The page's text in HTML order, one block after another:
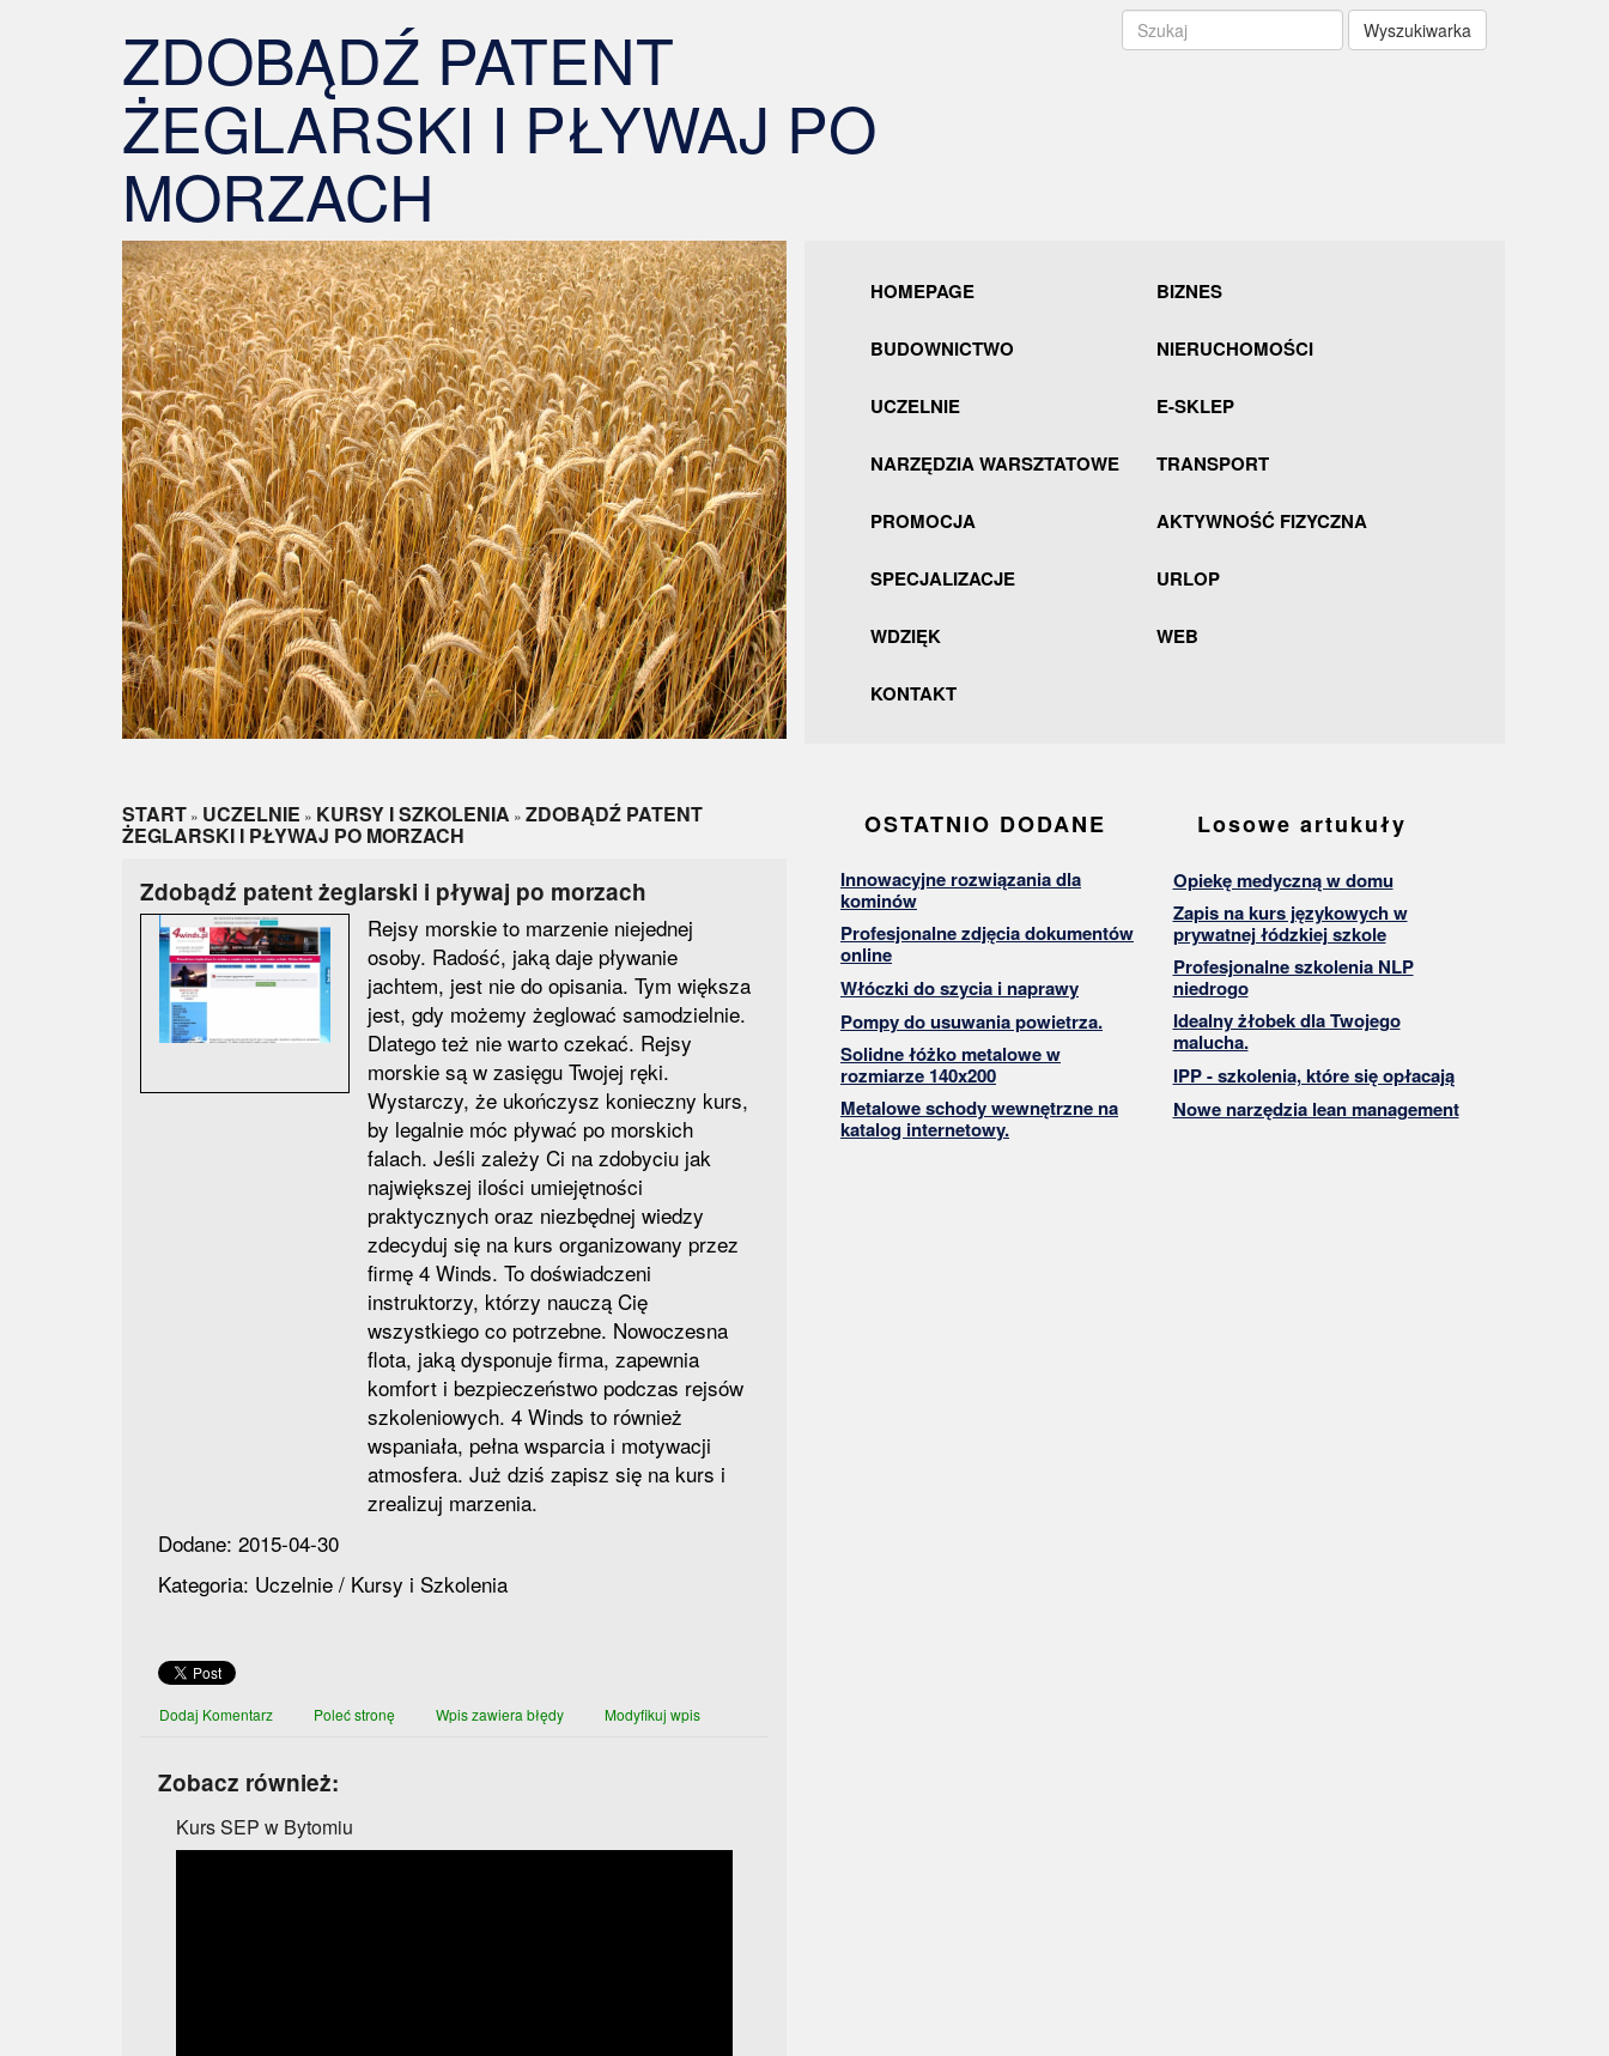
ZDOBĄDŹ PATENT
ŻEGLARSKI I PŁYWAJ PO
MORZACH
Wyszukiwarka
HOMEPAGE BIZNES
BUDOWNICTWO NIERUCHOMOŚCI
UCZELNIE E-SKLEP
NARZĘDZIA WARSZTATOWE TRANSPORT
PROMOCJA AKTYWNOŚĆ FIZYCZNA
SPECJALIZACJE URLOP
WDZIĘK WEB
KONTAKT
START » UCZELNIE » KURSY I SZKOLENIA » ZDOBĄDŹ PATENT
ŻEGLARSKI I PŁYWAJ PO MORZACH
Zdobądź patent żeglarski i pływaj po morzach
Rejsy morskie to marzenie niejednej
osoby. Radość, jaką daje pływanie
jachtem, jest nie do opisania. Tym większa
jest, gdy możemy żeglować samodzielnie.
Dlatego też nie warto czekać. Rejsy
morskie są w zasięgu Twojej ręki.
Wystarczy, że ukończysz konieczny kurs,
by legalnie móc pływać po morskich
falach. Jeśli zależy Ci na zdobyciu jak
największej ilości umiejętności
praktycznych oraz niezbędnej wiedzy
zdecyduj się na kurs organizowany przez
firmę 4 Winds. To doświadczeni
instruktorzy, którzy nauczą Cię
wszystkiego co potrzebne. Nowoczesna
flota, jaką dysponuje firma, zapewnia
komfort i bezpieczeństwo podczas rejsów
szkoleniowych. 4 Winds to również
wspaniała, pełna wsparcia i motywacji
atmosfera. Już dziś zapisz się na kurs i
zrealizuj marzenia.
Dodane: 2015-04-30
Kategoria: Uczelnie / Kursy i Szkolenia
Dodaj Komentarz Poleć stronę Wpis zawiera błędy Modyfikuj wpis
Zobacz również:
Kurs SEP w Bytomiu
OSTATNIO DODANE
Innowacyjne rozwiązania dla
kominów
Profesjonalne zdjęcia dokumentów
online
Włóczki do szycia i naprawy
Pompy do usuwania powietrza.
Solidne łóżko metalowe w
rozmiarze 140x200
Metalowe schody wewnętrzne na
katalog internetowy.
Losowe artukuły
Opiekę medyczną w domu
Zapis na kurs językowych w
prywatnej łódzkiej szkole
Profesjonalne szkolenia NLP
niedrogo
Idealny żłobek dla Twojego
malucha.
IPP - szkolenia, które się opłacają
Nowe narzędzia lean management